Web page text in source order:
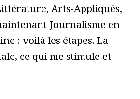
Arts-Appliqués,
Journalisme en
: voilà les étapes. La
ce qui me stimule et